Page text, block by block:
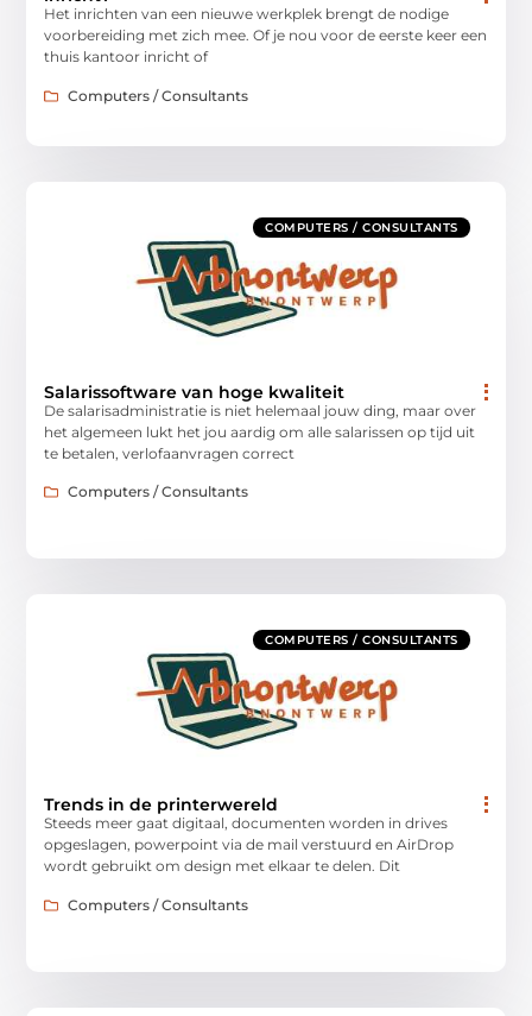
Het inrichten van een nieuwe werkplek brengt de nodige
voorbereiding met zich mee. Of je nou voor de eerste keer een
thuis kantoor inricht of
Computers / Consultants
COMPUTERS / CONSULTANTS
Salarissoftware van hoge kwaliteit
De salarisadministratie is niet helemaal jouw ding, maar over
het algemeen lukt het jou aardig om alle salarissen op tijd uit
te betalen, verlofaanvragen correct
Computers / Consultants
COMPUTERS / CONSULTANTS
Trends in de printerwereld
Steeds meer gaat digitaal, documenten worden in drives
opgeslagen, powerpoint via de mail verstuurd en AirDrop
wordt gebruikt om design met elkaar te delen. Dit
Computers / Consultants